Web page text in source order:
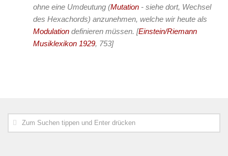
ohne eine Umdeutung (Mutation - siehe dort, Wechsel
des Hexachords) anzunehmen, welche wir heute als
Modulation definieren müssen. [Einstein/Riemann
Musiklexikon 1929, 753]